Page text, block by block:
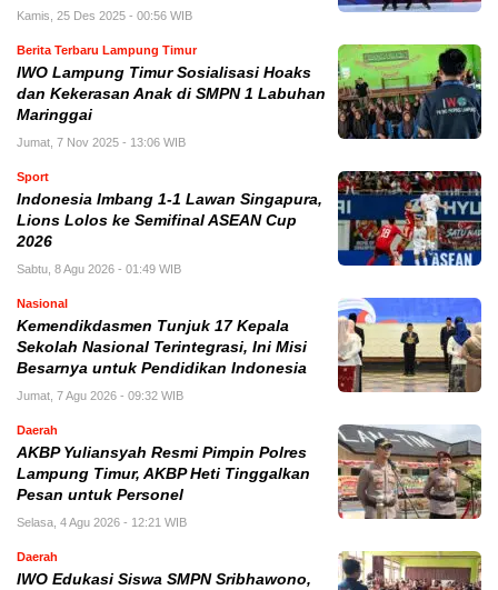
Kamis, 25 Des 2025 - 00:56 WIB
Berita Terbaru Lampung Timur
IWO Lampung Timur Sosialisasi Hoaks
dan Kekerasan Anak di SMPN 1 Labuhan
Maringgai
Jumat, 7 Nov 2025 - 13:06 WIB
Sport
Indonesia Imbang 1-1 Lawan Singapura,
Lions Lolos ke Semifinal ASEAN Cup
2026
Sabtu, 8 Agu 2026 - 01:49 WIB
Nasional
Kemendikdasmen Tunjuk 17 Kepala
Sekolah Nasional Terintegrasi, Ini Misi
Besarnya untuk Pendidikan Indonesia
Jumat, 7 Agu 2026 - 09:32 WIB
Daerah
AKBP Yuliansyah Resmi Pimpin Polres
Lampung Timur, AKBP Heti Tinggalkan
Pesan untuk Personel
Selasa, 4 Agu 2026 - 12:21 WIB
Daerah
IWO Edukasi Siswa SMPN Sribhawono,